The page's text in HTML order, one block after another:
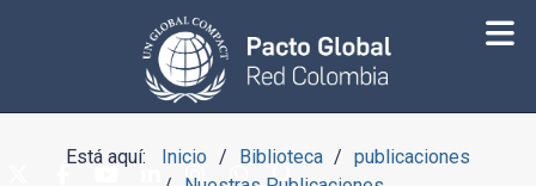
Está aquí: Inicio Biblioteca
publicaciones